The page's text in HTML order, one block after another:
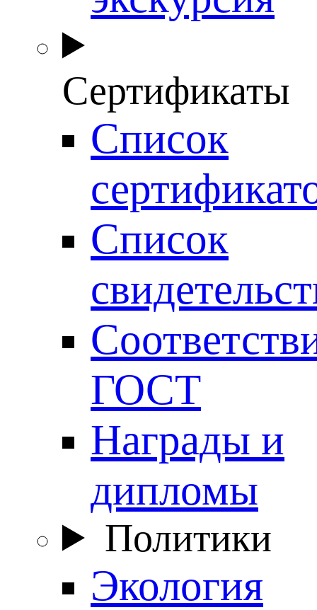
Сертификаты
Список
Список
ГОСТ
Награды и
дипломы
Политики
Экология